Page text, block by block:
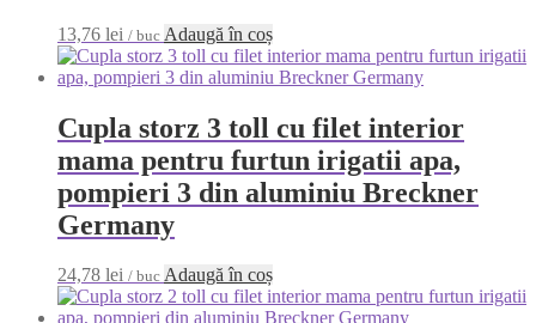
13,76 lei / buc Adaugă în coș
Cupla storz 3 toll cu filet interior
mama pentru furtun irigatii apa,
pompieri 3 din aluminiu Breckner
Germany
24,78 lei / buc Adaugă în coș